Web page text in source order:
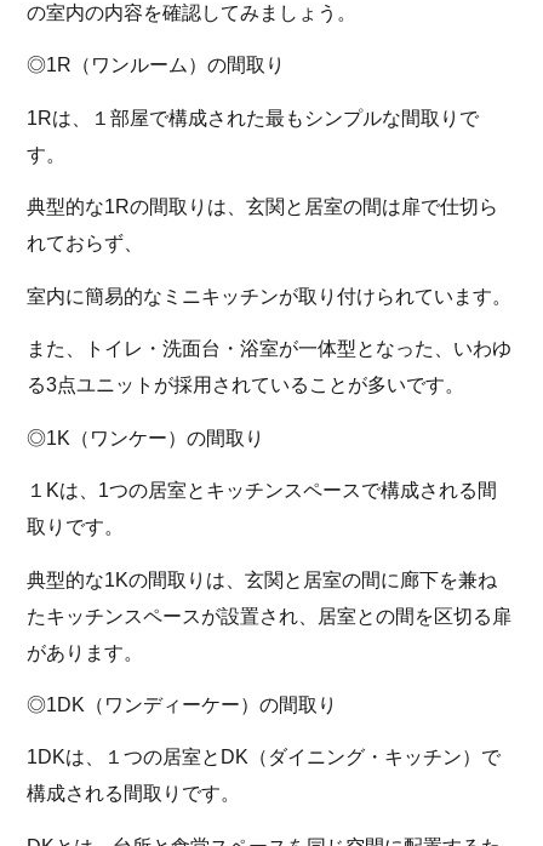
の室内の内容を確認してみましょう。
◎1R（ワンルーム）の間取り
1Rは、１部屋で構成された最もシンプルな間取りで
す。
典型的な1Rの間取りは、玄関と居室の間は扉で仕切ら
れておらず、
室内に簡易的なミニキッチンが取り付けられています。
また、トイレ・洗面台・浴室が一体型となった、いわゆ
る3点ユニットが採用されていることが多いです。
◎1K（ワンケー）の間取り
１Kは、1つの居室とキッチンスペースで構成される間
取りです。
典型的な1Kの間取りは、玄関と居室の間に廊下を兼ね
たキッチンスペースが設置され、居室との間を区切る扉
があります。
◎1DK（ワンディーケー）の間取り
1DKは、１つの居室とDK（ダイニング・キッチン）で
構成される間取りです。